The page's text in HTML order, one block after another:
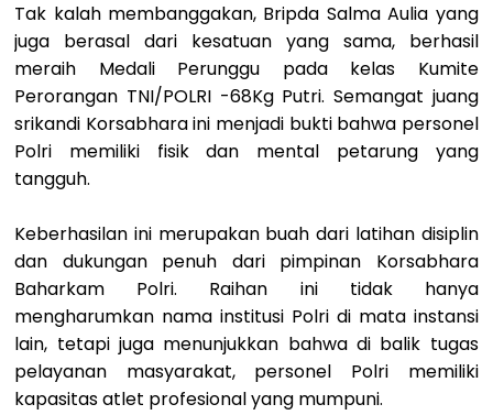
Tak kalah membanggakan, Bripda Salma Aulia yang
juga berasal dari kesatuan yang sama, berhasil
meraih Medali Perunggu pada kelas Kumite
Perorangan TNI/POLRI -68Kg Putri. Semangat juang
srikandi Korsabhara ini menjadi bukti bahwa personel
Polri memiliki fisik dan mental petarung yang
tangguh.
Keberhasilan ini merupakan buah dari latihan disiplin
dan dukungan penuh dari pimpinan Korsabhara
Baharkam Polri. Raihan ini tidak hanya
mengharumkan nama institusi Polri di mata instansi
lain, tetapi juga menunjukkan bahwa di balik tugas
pelayanan masyarakat, personel Polri memiliki
kapasitas atlet profesional yang mumpuni.